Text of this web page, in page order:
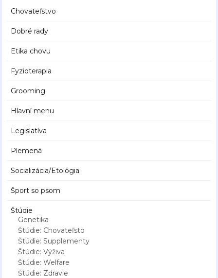
Chovateľstvo
Dobré rady
Etika chovu
Fyzioterapia
Grooming
Hlavní menu
Legislatíva
Plemená
Socializácia/Etológia
Šport so psom
Štúdie
Genetika
Štúdie: Chovateľsto
Štúdie: Supplementy
Štúdie: Výživa
Štúdie: Welfare
Štúdie: Zdravie